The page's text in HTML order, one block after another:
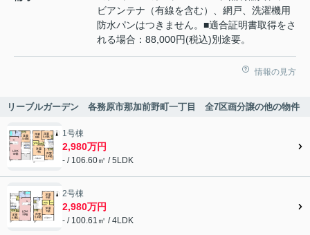
ビアンテナ（有線を含む）、網戸、洗濯機用
防水パンはつきません。■適合証明書取得をさ
れる場合：88,000円(税込)別途要。
情報の見方
リーブルガーデン 各務原市那加前野町一丁目 全7区画分譲の他の物件
1号棟
2,980万円
- / 106.60㎡ / 5LDK
2号棟
2,980万円
- / 100.61㎡ / 4LDK